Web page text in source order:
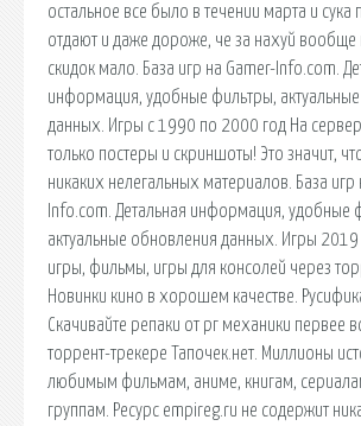
остальное все было в течении марта и
отдают и даже дороже, че за нахуй вообще
скидок мало. База игр на Gamer-Info.com.
информация, удобные фильтры,
данных. Игры с 1990 по 2000 год На
только постеры и скриншоты! Это значит,
никаких нелегальных материалов. База игр
Info.com. Детальная информация, удобные
актуальные обновления данных. Игры 2019
игры, фильмы, игры для консолей через
Новинки кино в хорошем качестве.
Скачивайте репаки от рг механики первее
торрент-трекере Тапочек.нет. Миллионы
любимым фильмам, аниме, книгам,
группам. Ресурс empireg.ru не содержит